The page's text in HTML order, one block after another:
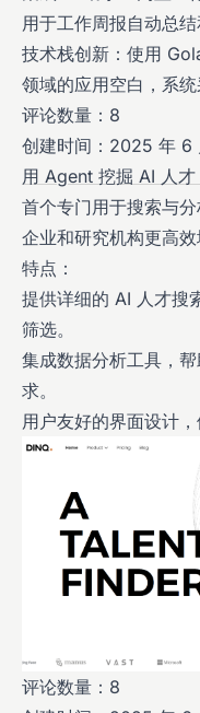
用于工作周报自动总
技术栈创新：使用
领域的应用空白，系
评论数量：8
创建时间：2025 年 6
用 Agent 挖掘 AI 人才
首个专门用于搜索与
企业和研究机构更高效
特点：
提供详细的 AI 人才搜
筛选。
集成数据分析工具，
求。
用户友好的界面设计，
评论数量：8